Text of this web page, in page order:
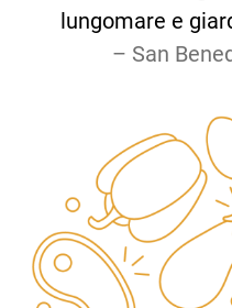
lungomare e
– San